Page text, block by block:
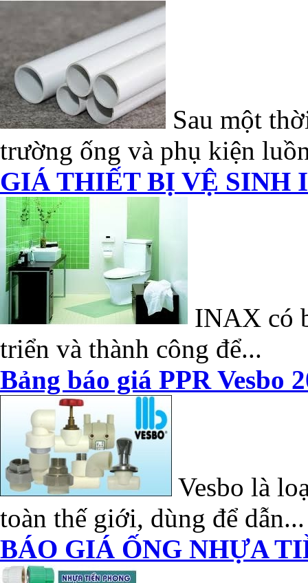
Sau một
trường ống và phụ kiện
GIÁ THIẾT BỊ VỆ SINH
INAX có
triển và thành công để...
Bảng báo giá PPR Vesbo
Vesbo là
toàn thế giới, dùng để dẫn...
BÁO GIÁ ỐNG NHỰA